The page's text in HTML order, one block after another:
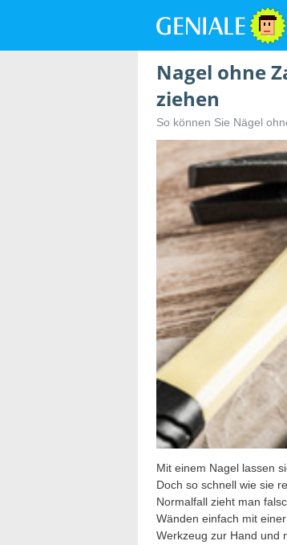
Nagel ohne
ziehen
So können Sie Nägel
Mit einem Nagel lassen
Doch so schnell wie sie
Normalfall zieht man
Wänden einfach mit
Werkzeug zur Hand und